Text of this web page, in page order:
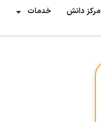
مرکز دانش خدمات